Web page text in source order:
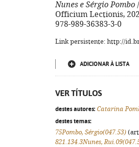
Nunes e Sérgio Pombo
Officium Lectionis,
978-989-36383-3-0
Link persistente: http://
ADICIONAR À LISTA
VER TÍTULOS
destes autores: Catarina
destes temas:
75Pombo, Sérgio(047.53)
821.134.3Nunes,